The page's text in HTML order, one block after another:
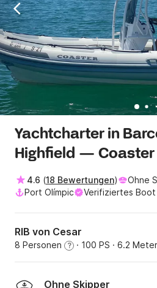
Yachtcharter in
Highfield — Coaster
4.6 (18 Bewertungen) Ohne
Port Olímpic
Verifiziertes Boot
RIB von Cesar
8 Personen ? · 100 PS · 6.2 Meter
Ohne Skipper